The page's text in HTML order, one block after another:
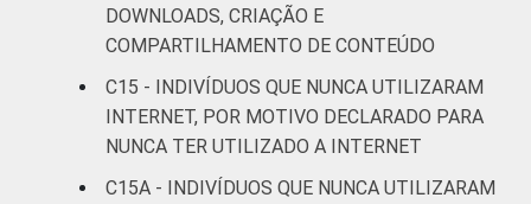
Mais de 2 SM até 3
SM
SM
DOWNLOADS, CRIAÇÃO E
COMPARTILHAMENTO DE CONTEÚDO
C15 - INDIVÍDUOS QUE NUNCA UTILIZARAM
INTERNET, POR MOTIVO DECLARADO PARA
NUNCA TER UTILIZADO A INTERNET
C15A - INDIVÍDUOS QUE NUNCA UTILIZARAM